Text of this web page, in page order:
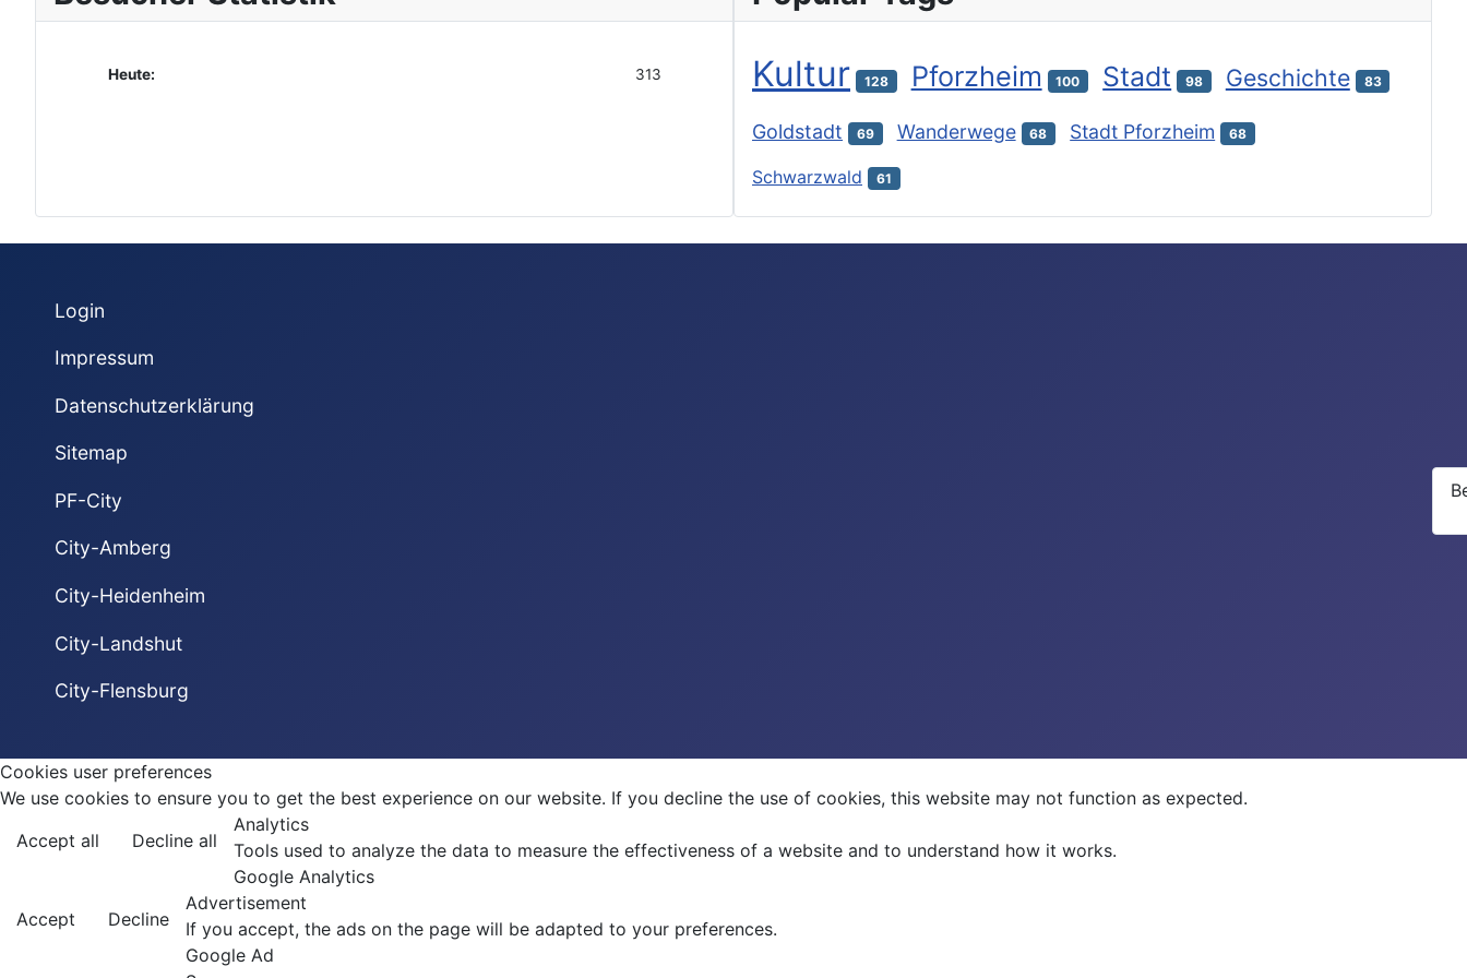
Heute: 313 Kultur 128 Pforzheim 100 Stadt 98 Geschichte 83
Goldstadt 69 Wanderwege 68 Stadt Pforzheim 68
Schwarzwald 61
Login
Impressum
Datenschutzerklärung
Sitemap
PF-City
City-Amberg
City-Heidenheim
City-Landshut
City-Flensburg
Cookies user preferences
We use cookies to ensure you to get the best experience on our website. If you decline the use of cookies, this website may not function as expected.
Accept all
Decline all
Analytics
Tools used to analyze the data to measure the effectiveness of a website and to understand how it works.
Google Analytics
Accept
Decline
Advertisement
If you accept, the ads on the page will be adapted to your preferences.
Google Ad